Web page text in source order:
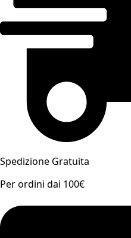
Spedizione Gratuita
Per ordini dai 100€